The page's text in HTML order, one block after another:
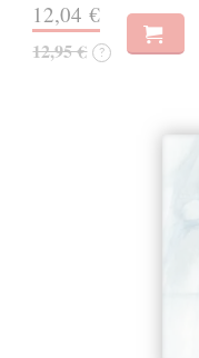
12,04 €
12,95 € ?